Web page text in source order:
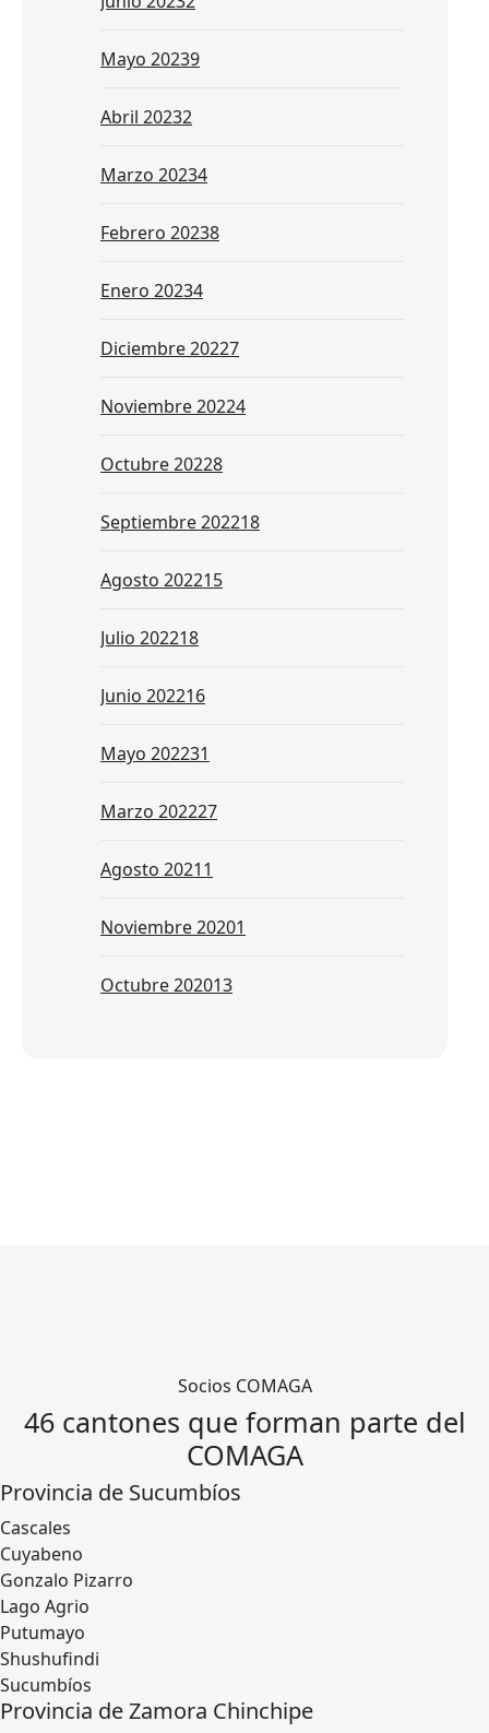
Mayo 20239
Abril 20232
Marzo 20234
Febrero 20238
Enero 20234
Diciembre 20227
Noviembre 20224
Octubre 20228
Septiembre 202218
Agosto 202215
Julio 202218
Junio 202216
Mayo 202231
Marzo 202227
Agosto 20211
Noviembre 20201
Octubre 202013
Socios COMAGA
46 cantones que forman parte del
COMAGA
Provincia de Sucumbíos
Cascales
Cuyabeno
Gonzalo Pizarro
Lago Agrio
Putumayo
Shushufindi
Sucumbíos
Provincia de Zamora Chinchipe